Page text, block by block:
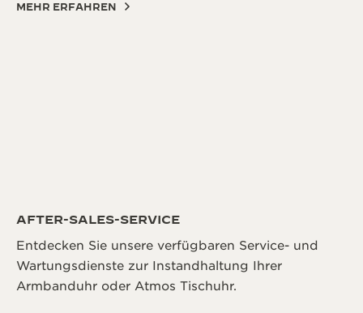
MEHR ERFAHREN
AFTER-SALES-SERVICE
Entdecken Sie unsere verfügbaren Service- und
Wartungsdienste zur Instandhaltung Ihrer
Armbanduhr oder Atmos Tischuhr.